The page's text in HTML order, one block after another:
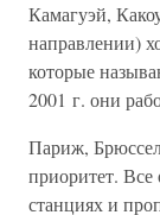
Камагуэй,
направлении)
которые
2001 г. они
Париж,
приоритет. Все
станциях и